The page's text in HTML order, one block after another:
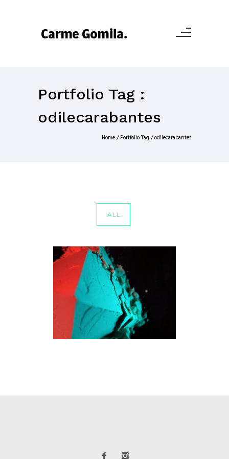
Portfolio Tag :
odilecarabantes
Home/ Portfolio Tag /odilecarabantes
ALL
INTUÏCIONS
Directe audiovisual·Espectacle